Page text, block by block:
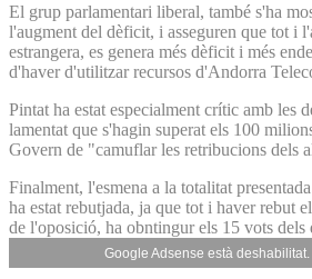
El grup parlamentari liberal, també s'ha
l'augment del dèficit, i asseguren que tot i
estrangera, es genera més dèficit i més
d'haver d'utilitzar recursos d'Andorra
Pintat ha estat especialment crític amb les
lamentat que s'hagin superat els 100
Govern de "camuflar les retribucions dels
Finalment, l'esmena a la totalitat
ha estat rebutjada, ja que tot i haver rebut
de l'oposició, ha obntingur els 15 vots dels
Google Adsense està deshabilitat.